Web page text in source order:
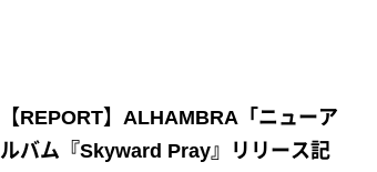
【REPORT】ALHAMBRA「ニューア
ルバム『Skyward Pray』リリース記